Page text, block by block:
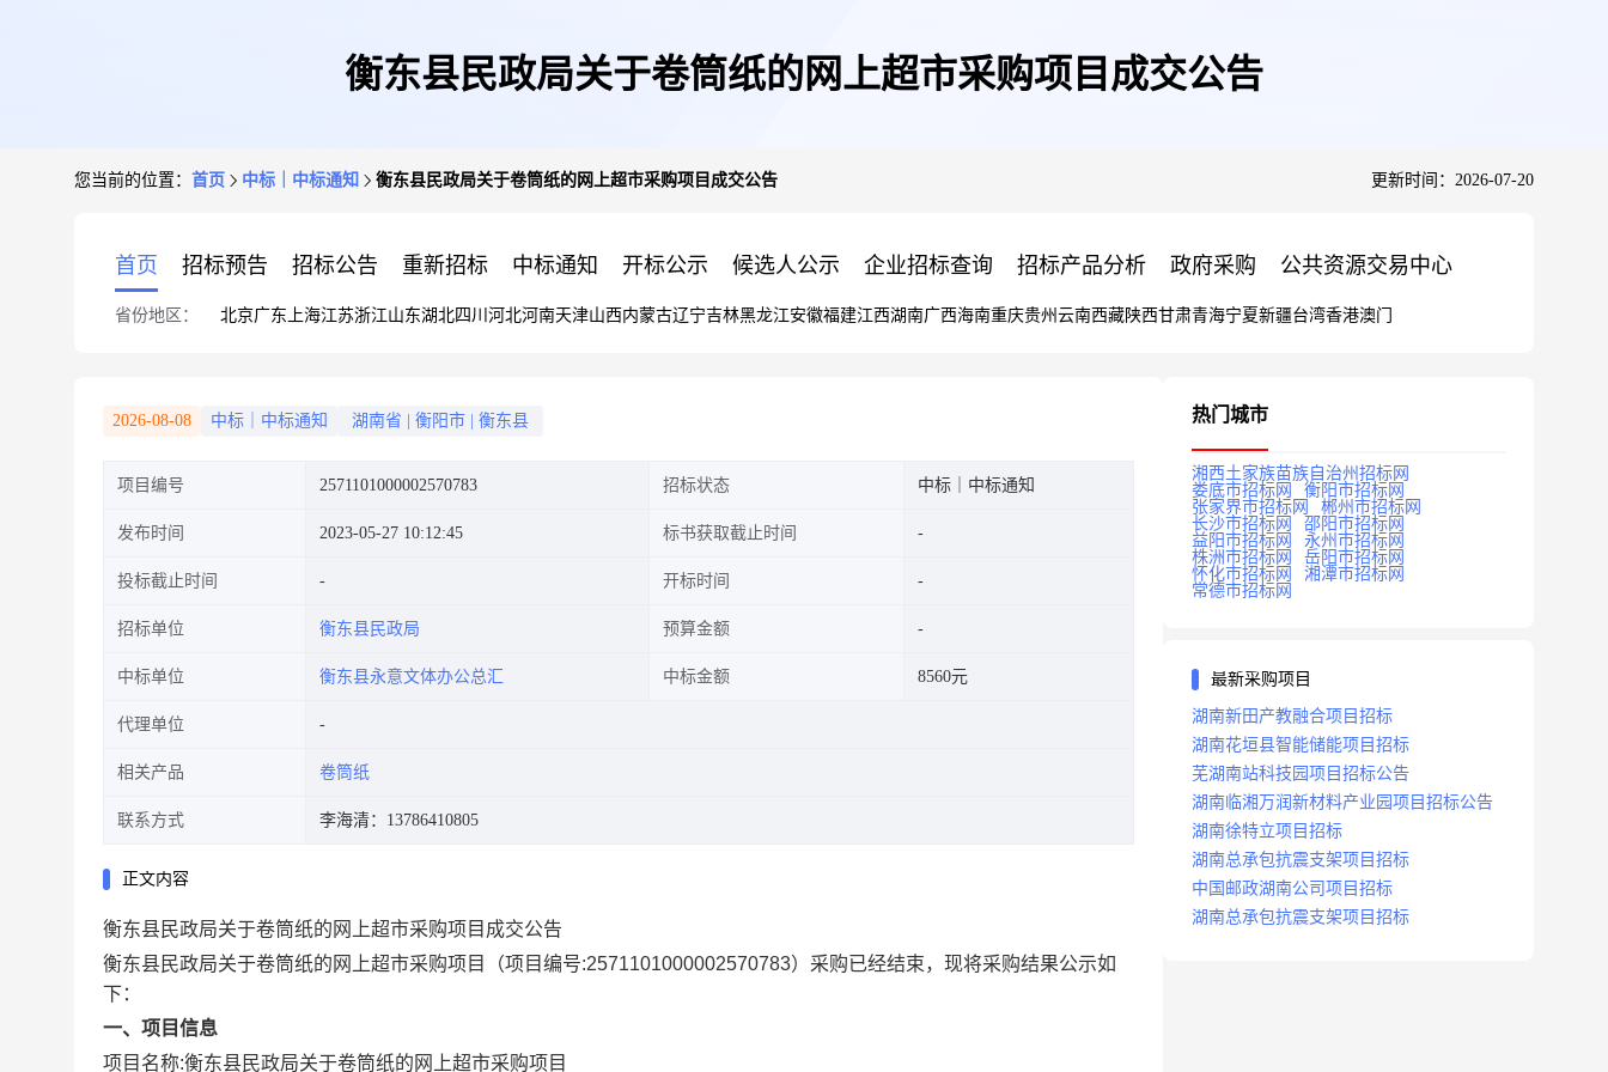
衡东县民政局关于卷筒纸的网上超市采购项目成交公告
您当前的位置： 首页 中标｜中标通知 衡东县民政局关于卷筒纸的网上超市采购项目成交公告 更新时间：2026-07-20
首页 招标预告 招标公告 重新招标 中标通知 开标公示 候选人公示 企业招标查询 招标产品分析 政府采购 公共资源交易中心
省份地区： 北京广东 上海江苏浙江山东湖北四川 河北河南天津山西内蒙古辽宁吉林黑龙江安徽福建江西湖南广西海南重庆贵州 云南西藏陕西甘肃青海宁夏新疆台湾香港澳门
2026-08-08 中标｜中标通知 湖南省 衡阳市 衡东县
项目编号 2571101000002570783 招标状态 中标｜中标通知
发布时间 2023-05-27 10:12:45 标书获取截止时间
投标截止时间 开标时间
招标单位 衡东县民政局 预算金额
中标单位 衡东县永意文体办公总汇 中标金额 8560元
代理单位
相关产品 卷筒纸
联系方式 李海清：13786410805
正文内容
衡东县民政局关于卷筒纸的网上超市采购项目成交公告
衡东县民政局关于卷筒纸的网上超市采购项目
（项目编号:2571101000002570783）采购已经结束，现将采购结果公示如
下：
一、项目信息
项目名称:衡东县民政局关于卷筒纸的网上超市采购项目
热门城市
湘西土家族苗族自治州招标网
娄底市招标网
衡阳市招标网
张家界市招标网
郴州市招标网
长沙市招标网
邵阳市招标网
益阳市招标网
永州市招标网
株洲市招标网
岳阳市招标网
怀化市招标网
湘潭市招标网
常德市招标网
最新采购项目
湖南新田产教融合项目招标
湖南花垣县智能储能项目招标
芜湖南站科技园项目招标公告
湖南临湘万润新材料产业园项目招标公告
湖南徐特立项目招标
湖南总承包抗震支架项目招标
中国邮政湖南公司项目招标
湖南总承包抗震支架项目招标